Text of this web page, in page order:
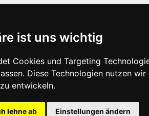
ist uns wichtig
Cookies und Targeting
Diese Technologien nutzen
entwickeln.
lehne ab Einstellungen ändern